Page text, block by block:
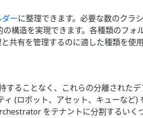
ーに整理できます。必要な数のクラ
構造を実現できます。各種類のフォ
共有を管理するのに適した種類を使用
ることなく、これらの分離された
(ロボット、アセット、キューなど)
をテナントに分割するいく